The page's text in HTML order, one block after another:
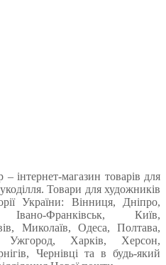
магазин товарів для
Товари для художників
України: Вінниця, Дніпро,
Франківськ, Київ,
Миколаїв, Одеса, Полтава,
Харків, Херсон,
Чернівці та в будь-який